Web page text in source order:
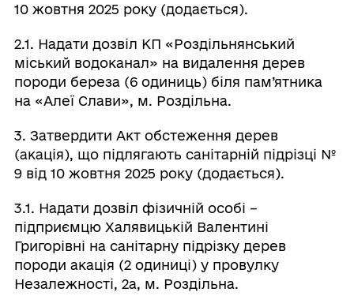
10 жовтня 2025 року (додається).
2.1. Надати дозвіл КП «Роздільнянський
міський водоканал» на видалення дерев
породи береза (6 одиниць) біля пам’ятника
на «Алеї Слави», м. Роздільна.
3. Затвердити Акт обстеження дерев
(акація), що підлягають санітарній підрізці №
9 від 10 жовтня 2025 року (додається).
3.1. Надати дозвіл фізичній особі –
підприємцю Халявицькій Валентині
Григорівні на санітарну підрізку дерев
породи акація (2 одиниці) у провулку
Незалежності, 2а, м. Роздільна.